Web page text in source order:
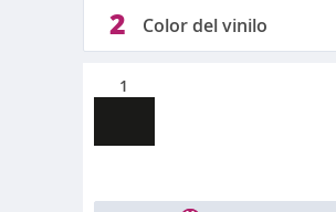
2 Color del vinilo
1